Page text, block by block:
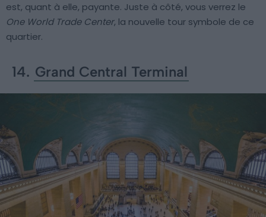
est, quant à elle, payante. Juste à côté, vous verrez le
One World Trade Center, la nouvelle tour symbole de ce
quartier.
14. Grand Central Terminal